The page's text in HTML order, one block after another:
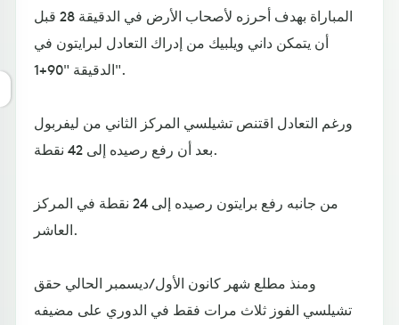
المباراة بهدف أحرزه لأصحاب الأرض في الدقيقة 28 قبل
أن يتمكن داني ويلبيك من إدراك التعادل لبرايتون في
الدقيقة "90+1".
ورغم التعادل اقتنص تشيلسي المركز الثاني من ليفربول
بعد أن رفع رصيده إلى 42 نقطة.
من جانبه رفع برايتون رصيده إلى 24 نقطة في المركز
العاشر.
ومنذ مطلع شهر كانون الأول/ديسمبر الحالي حقق
تشيلسي الفوز ثلاث مرات فقط في الدوري على مضيفه